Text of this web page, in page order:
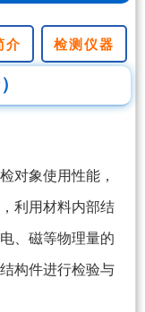
介 检测仪器
对象使用性能，
利用材料内部结
、磁等物理量的
构件进行检验与